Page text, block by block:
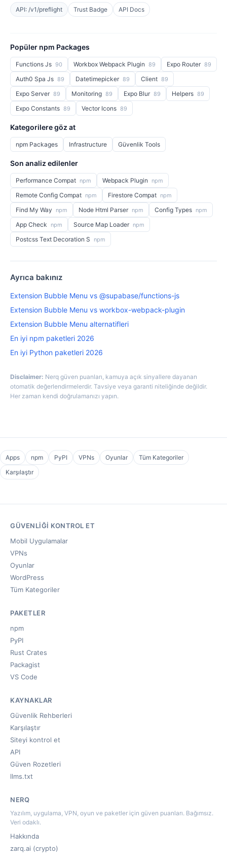
API: /v1/preflight Trust Badge API Docs
Popüler npm Packages
Functions Js 90 Workbox Webpack Plugin 89 Expo Router 89
Auth0 Spa Js 89 Datetimepicker 89 Client 89
Expo Server 89 Monitoring 89 Expo Blur 89 Helpers 89
Expo Constants 89 Vector Icons 89
Kategorilere göz at
npm Packages Infrastructure Güvenlik Tools
Son analiz edilenler
Performance Compat npm Webpack Plugin npm
Remote Config Compat npm Firestore Compat npm
Find My Way npm Node Html Parser npm Config Types npm
App Check npm Source Map Loader npm
Postcss Text Decoration S npm
Ayrıca bakınız
Extension Bubble Menu vs @supabase/functions-js
Extension Bubble Menu vs workbox-webpack-plugin
Extension Bubble Menu alternatifleri
En iyi npm paketleri 2026
En iyi Python paketleri 2026
Disclaimer: Nerq güven puanları, kamuya açık sinyallere dayanan
otomatik değerlendirmelerdir. Tavsiye veya garanti niteliğinde değildir.
Her zaman kendi doğrulamanızı yapın.
Apps npm PyPI VPNs Oyunlar
Tüm Kategoriler
Karşılaştır
GÜVENLIĞI KONTROL ET
Mobil Uygulamalar
VPNs
Oyunlar
WordPress
Tüm Kategoriler
PAKETLER
npm
PyPI
Rust Crates
Packagist
VS Code
KAYNAKLAR
Güvenlik Rehberleri
Karşılaştır
Siteyi kontrol et
API
Güven Rozetleri
llms.txt
NERQ
Yazılım, uygulama, VPN, oyun ve paketler için güven puanları. Bağımsız.
Veri odaklı.
Hakkında
zarq.ai (crypto)